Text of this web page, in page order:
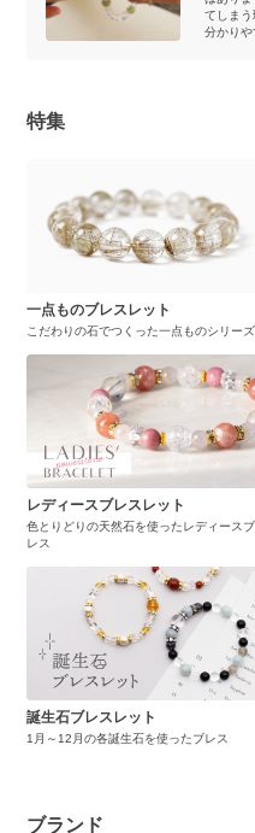
てしまう
分かりや
特集
一点ものブレスレット
こだわりの石でつくった一点ものシリーズ
レディースブレスレット
色とりどりの天然石を使ったレディースブ
レス
誕生石ブレスレット
1月～12月の各誕生石を使ったブレス
ブランド